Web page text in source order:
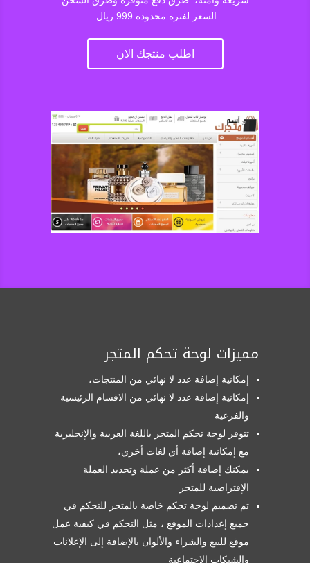
السعر لفتره محدوده 999 ريال.
اطلب منتجك الان
مميزات لوحة تحكم المتجر
إمكانية إضافة عدد لا نهائي من المنتجات،
إمكانية إضافة عدد لا نهائي من الاقسام الرئيسية
والفرعية
تتوفر لوحة تحكم المتجر باللغة العربية والإنجليزية
مع إمكانية إضافة أي لغات أخري،
يمكنك إضافة أكثر من عملة وتحديد العملة
الإفتراضية للمتجر
تم تصميم لوحة تحكم خاصة بالمتجر للتحكم في
جميع إعدادات الموقع ، مثل التحكم في كيفية عمل
موقع للبيع والشراء والألوان بالإضافة إلى الإعلانات
والشبكات الإجتماعية